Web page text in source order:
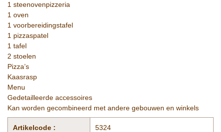
1 steenovenpizzeria
1 oven
1 voorbereidingstafel
1 pizzaspatel
1 tafel
2 stoelen
Pizza’s
Kaasrasp
Menu
Gedetailleerde accessoires
Kan worden gecombineerd met andere gebouwen en winkels
Artikelcode : 5324